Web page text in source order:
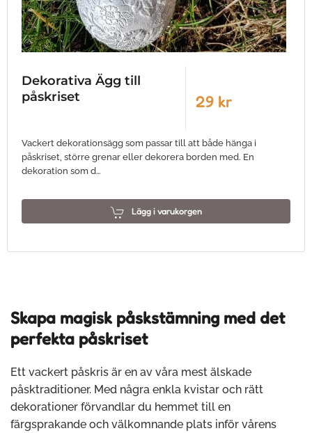
Dekorativa Ägg till
påskriset
29 kr
Vackert dekorationsägg som passar till att både hänga i
påskriset, större grenar eller dekorera borden med. En
dekoration som d…
Lägg i varukorgen
Skapa magisk påskstämning med det
perfekta påskriset
Ett vackert påskris är en av våra mest älskade
påsktraditioner. Med några enkla kvistar och rätt
dekorationer förvandlar du hemmet till en
färgsprakande och välkomnande plats inför vårens